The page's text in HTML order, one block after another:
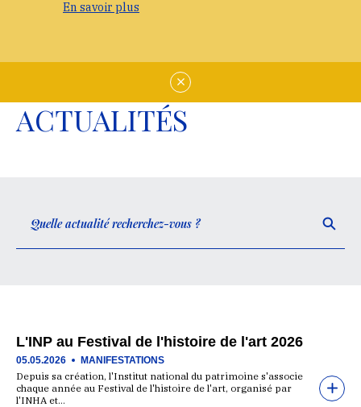
En savoir plus
ACTUALITÉS
L'INP au Festival de l'histoire de l'art 2026
05.05.2026 MANIFESTATIONS
Depuis sa création, l'Institut national du patrimoine s'associe
chaque année au Festival de l'histoire de l'art, organisé par
l'INHA et…